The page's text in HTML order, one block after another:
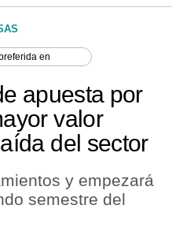
en
apuesta por
valor
del sector
y empezará
semestre del